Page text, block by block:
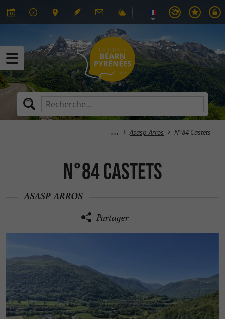
Asasp-Arros N°84 Castets
N°84 Castets
ASASP-ARROS
Partager